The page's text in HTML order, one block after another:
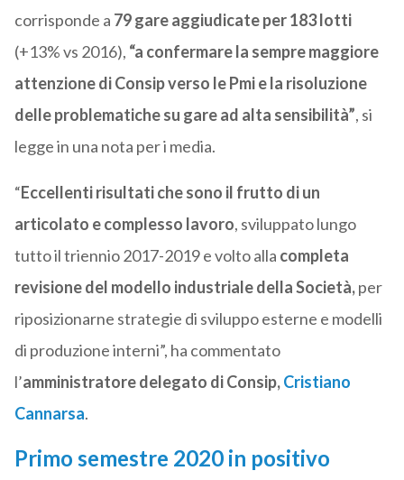
corrisponde a 79 gareaggiudicateper 183 lotti
(+13% vs 2016), “a confermare la sempre maggiore
attenzione di Consip verso le Pmi e la risoluzione
delle problematiche su gare ad alta sensibilità”, si
legge in una nota per i media.
“Eccellenti risultati che sono il frutto di un
articolato e complesso lavoro, sviluppato lungo
tutto il triennio 2017-2019 e volto alla completa
revisione del modello industriale della Società,per
riposizionarne strategie di sviluppo esterne e modelli
di produzione interni”, ha commentato
l’amministratore delegato di Consip,Cristiano
Cannarsa.
Primo semestre 2020 in positivo